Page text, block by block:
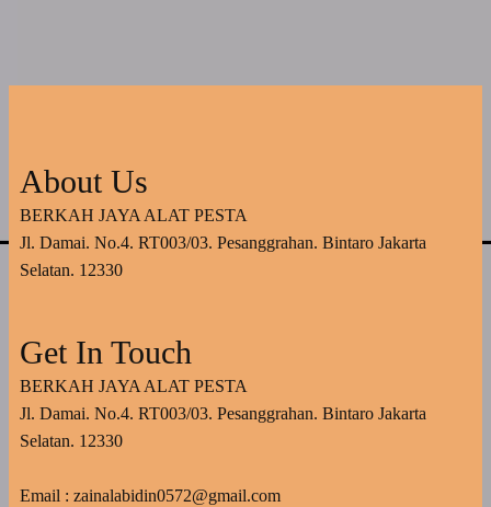
About Us
BERKAH JAYA ALAT PESTA
Jl. Damai. No.4. RT003/03. Pesanggrahan. Bintaro Jakarta
Selatan. 12330
Get In Touch
BERKAH JAYA ALAT PESTA
Jl. Damai. No.4. RT003/03. Pesanggrahan. Bintaro Jakarta
Selatan. 12330
Email : zainalabidin0572@gmail.com